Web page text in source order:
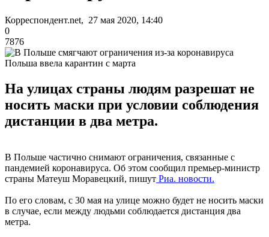
Корреспондент.net, 27 мая 2020, 14:40
0
7876
Польша ввела карантин с марта
На улицах страны людям разрешат не
носить маски при условии соблюдения
дистанции в два метра.
В Польше частично снимают ограничения, связанные с
пандемией коронавируса. Об этом сообщил премьер-министр
страны Матеуш Моравецкий, пишут Риа. новости.
По его словам, с 30 мая на улице можно будет не носить маски
в случае, если между людьми соблюдается дистанция два
метра.